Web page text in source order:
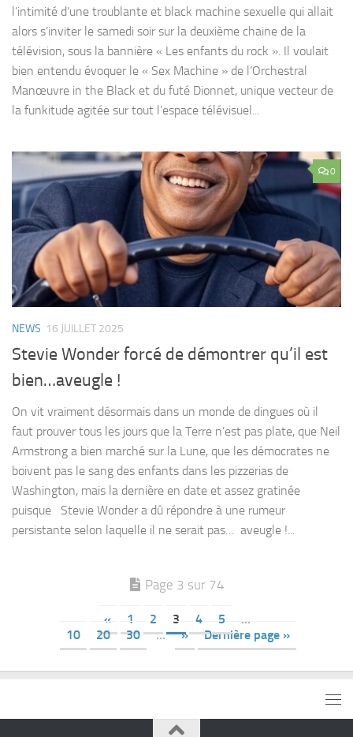
l’intimité d’une troublante et black machine sexuelle qui allait
alors s’inviter le samedi soir sur la deuxième chaine de la
télévision, sous la bannière « Les enfants du rock ». Il voulait
bien entendu évoquer le « Sex Machine » de l’Orchestral
Manœuvre in the Black et du futé Dionnet, unique vecteur de
la funkitude agitée sur tout l’espace télévisuel...
0
NEWS 16 JUILLET 2025
Stevie Wonder forcé de démontrer qu’il est
bien…aveugle !
On vit vraiment désormais dans un monde de dingues où il
faut prouver tous les jours que la Terre n’est pas plate, que Neil
Armstrong a bien marché sur la Lune, que les démocrates ne
boivent pas le sang des enfants dans les pizzerias de
Washington, mais la dernière en date et assez gratinée
puisque Stevie Wonder a dû répondre à une rumeur
persistante selon laquelle il ne serait pas… aveugle !...
Page 3 sur 74
« 1 2 3 4 5
…
10
20 30 … » Dernière page »